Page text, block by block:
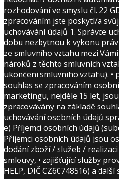
rozhodování ve smyslu čl. 22
zpracováním jste poskytl/a
uchovávání údajů 1. Správce
dobu nezbytnou k výkonu
ze smluvního vztahu mezi
nároků z těchto smluvních
ukončení smluvního vztahu). •
souhlas se zpracováním
marketingu, nejdéle 15 let,
zpracovávány na základě
uchovávání osobních údajů
e) Příjemci osobních údajů
Příjemci osobních údajů jsou
dodání zboží / služeb /
smlouvy, • zajišťující služby
HELP, DIČ CZ60748516) a